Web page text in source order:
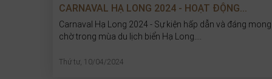
CARNAVAL HẠ LONG 2024 - HOẠT ĐỘNG...
Carnaval Hạ Long 2024 - Sự kiện hấp dẫn và đáng mong
chờ trong mùa du lịch biển Hạ Long....
Thứ tư, 10/04/2024